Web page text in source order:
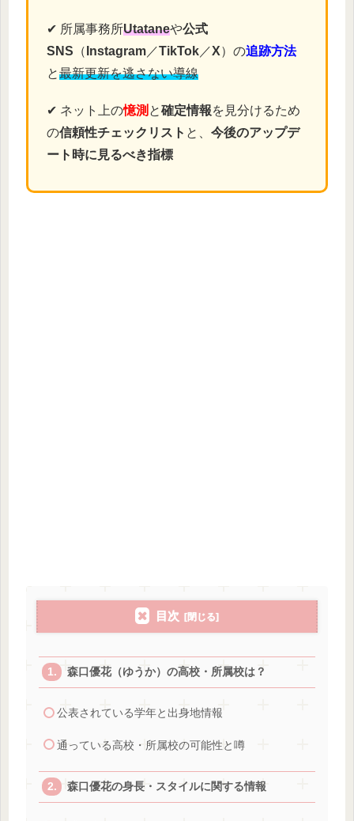
✔ 所属事務所Utataneや公式
SNS （ Instagram ／TikTok ／X）の追跡方法
と最新更新を逃さない導線
✔ ネット上の憶測 と確定情報を見分けるため
の信頼性チェックリスト と、今後のアップデ
ート時に見るべき指標
目次
森口優花（ゆうか）の高校・所属校は？
公表されている学年と出身地情報
通っている高校・所属校の可能性と噂
森口優花の身長・スタイルに関する情報